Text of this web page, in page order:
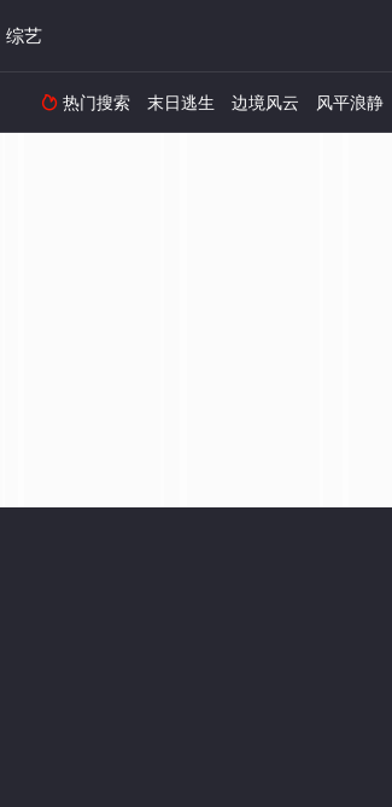
综艺
 热门搜索 末日逃生 边境风云 风平浪静